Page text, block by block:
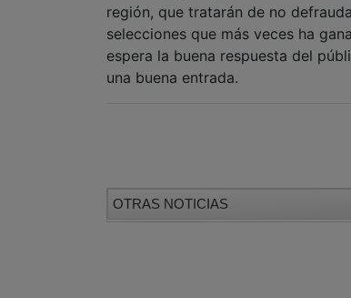
región, que tratarán de no
selecciones que más veces ha
espera la buena respuesta del
una buena entrada.
OTRAS NOTICIAS